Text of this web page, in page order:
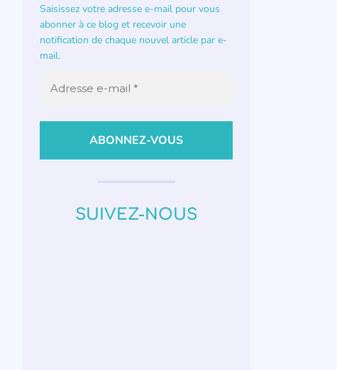
Saisissez votre adresse e-mail pour vous
abonner à ce blog et recevoir une
notification de chaque nouvel article par e-
mail.
SUIVEZ-NOUS